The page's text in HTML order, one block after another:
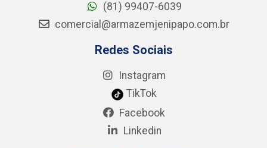
(81) 99407-6039
comercial@armazemjenipapo.com.br
Redes Sociais
Instagram
TikTok
Facebook
Linkedin